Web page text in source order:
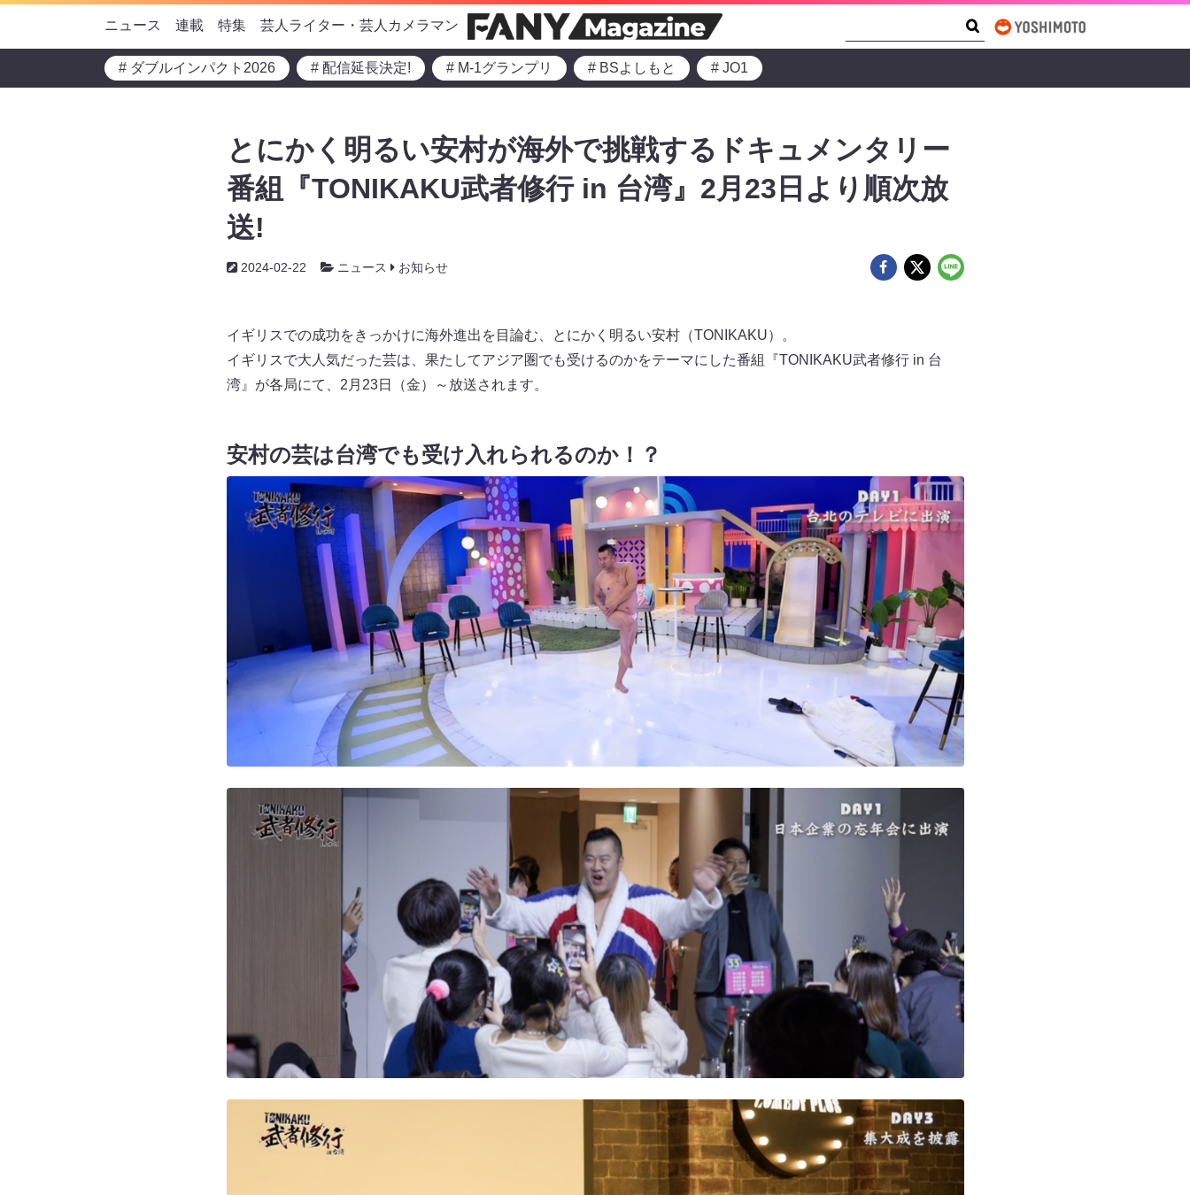
ニュース 連載 特集 芸人ライター・芸人カメラマン
# ダブルインパクト2026 # 配信延長決定! # M-1グランプリ # BSよしもと # JO1
とにかく明るい安村が海外で挑戦するドキュメンタリー
番組『TONIKAKU武者修行 in 台湾』2月23日より順次放
送!
2024-02-22 ニュース お知らせ
イギリスでの成功をきっかけに海外進出を目論む、とにかく明るい安村（TONIKAKU）。
イギリスで大人気だった芸は、果たしてアジア圏でも受けるのかをテーマにした番組『TONIKAKU武者修行 in 台
湾』が各局にて、2月23日（金）～放送されます。
安村の芸は台湾でも受け入れられるのか！？